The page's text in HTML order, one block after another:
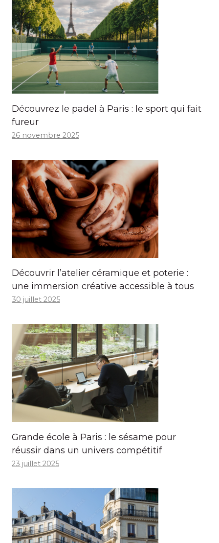
Découvrez le padel à Paris : le sport qui fait
fureur
26 novembre 2025
Découvrir l’atelier céramique et poterie :
une immersion créative accessible à tous
30 juillet 2025
Grande école à Paris : le sésame pour
réussir dans un univers compétitif
23 juillet 2025